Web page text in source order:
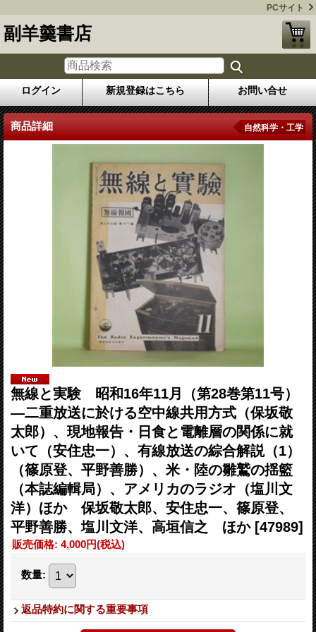
PCサイト
副羊羹書店
ログイン 新規登録はこちら お問い合せ
商品詳細 自然科学・工学
無線と実験 昭和16年11月（第28巻第11号）
―二重放送に於ける空中線共用方式（保坂敬
太郎）、現地報告・日食と電離層の関係に就
いて（安住忠一）、有線放送の綜合解説（1）
（篠原登、平野善勝）、米・陸の雛鷲の揺籃
（本誌編輯局）、アメリカのラジオ（塩川文
洋）ほか 保坂敬太郎、安住忠一、篠原登、
平野善勝、塩川文洋、高垣信之 ほか [47989]
販売価格: 4,000円(税込)
数量:
返品特約に関する重要事項